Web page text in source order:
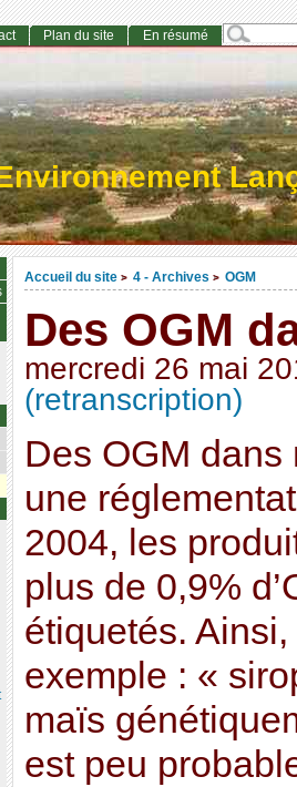
Accueil du site > 4 - Archives > OGM
Des OGM
mercredi 26 mai
(retranscription)
Des OGM
une
2004, les
plus de 0,9%
étiquetés.
exemple : «
maïs
est peu
Plan du site En résumé